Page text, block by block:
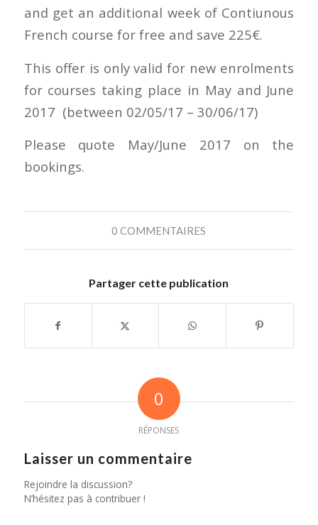
and get an additional week of Contiunous
French course for free and save 225€.
This offer is only valid for new enrolments
for courses taking place in May and June
2017 (between 02/05/17 – 30/06/17)
Please quote May/June 2017 on the
bookings.
0 COMMENTAIRES
Partager cette publication
0
RÉPONSES
Laisser un commentaire
Rejoindre la discussion?
N’hésitez pas à contribuer !